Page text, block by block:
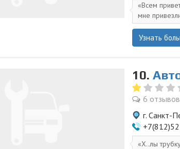
Всем
мне
Узнать
10.
6 отзывов
г. Санкт-
Х..лы